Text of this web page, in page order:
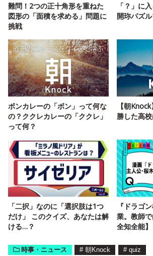
難問！2つの正十角形を重ねた
図形の「面積を求める」問題に
挑戦
「？」に
開珎パズ
ボンカレーの「ボン」って何な
の？ククレカレーの「ククレ」
って何？
【朝
勝した高
「二択」なのに「選択肢は1つ
だけ」 このクイズ、あなたは解
ける…？
『ドラゴ
業。教師
全知全能】
時事・ニュース # 朝Knock # quiz